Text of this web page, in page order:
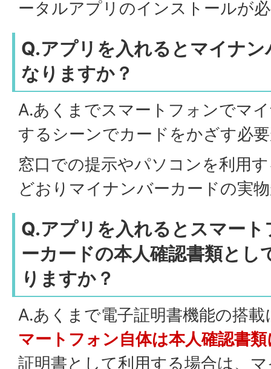
ータルアプリのインストールが
Q.アプリを入れるとマイナ
なりますか？
A.あくまでスマートフォンでマ
するシーンでカードをかざす必
窓口での提示やパソコンを利用
どおりマイナンバーカードの実
Q.アプリを入れるとスマー
ーカードの本人確認書類とし
りますか？
A.あくまで電子証明書機能の搭
マートフォン自体は本人確認書
証明書として利用する場合は、